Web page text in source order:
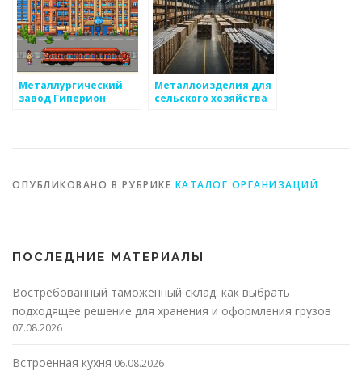
Металлургический
завод Гиперион
Металлоизделия для
сельского хозяйства
ОПУБЛИКОВАНО В РУБРИКЕ КАТАЛОГ ОРГАНИЗАЦИЙ
ПОСЛЕДНИЕ МАТЕРИАЛЫ
Востребованный таможенный склад: как выбрать
подходящее решение для хранения и оформления грузов
07.08.2026
Встроенная кухня 06.08.2026